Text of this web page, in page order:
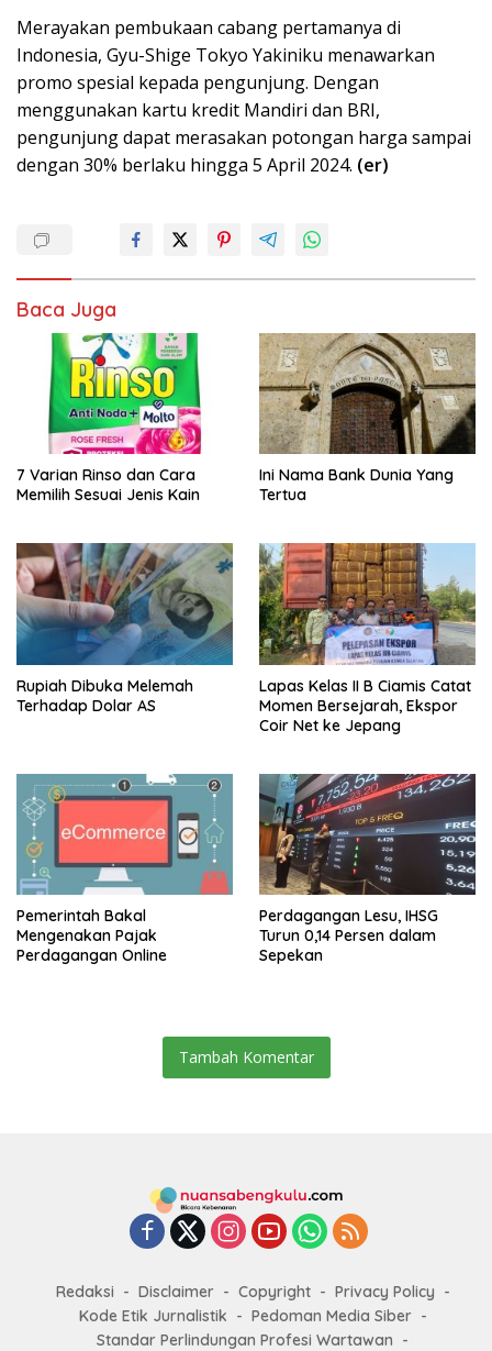
Merayakan pembukaan cabang pertamanya di
Indonesia, Gyu-Shige Tokyo Yakiniku menawarkan
promo spesial kepada pengunjung. Dengan
menggunakan kartu kredit Mandiri dan BRI,
pengunjung dapat merasakan potongan harga sampai
dengan 30% berlaku hingga 5 April 2024. (er)
Baca Juga
7 Varian Rinso dan Cara
Memilih Sesuai Jenis Kain
Ini Nama Bank Dunia Yang
Tertua
Rupiah Dibuka Melemah
Terhadap Dolar AS
Lapas Kelas II B Ciamis Catat
Momen Bersejarah, Ekspor
Coir Net ke Jepang
Pemerintah Bakal
Mengenakan Pajak
Perdagangan Online
Perdagangan Lesu, IHSG
Turun 0,14 Persen dalam
Sepekan
Tambah Komentar
Redaksi Disclaimer Copyright
Privacy Policy
Kode Etik Jurnalistik
Pedoman Media Siber
Standar Perlindungan Profesi Wartawan